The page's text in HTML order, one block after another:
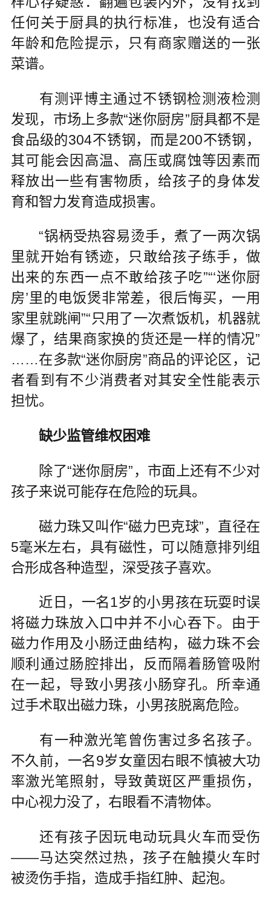
任何关于厨具的执行标准，也没有适合
年龄和危险提示，只有商家赠送的一张
菜谱。
有测评博主通过不锈钢检测液检测
发现，市场上多款“迷你厨房”厨具都不是
食品级的304不锈钢，而是200不锈钢，
其可能会因高温、高压或腐蚀等因素而
释放出一些有害物质，给孩子的身体发
育和智力发育造成损害。
“锅柄受热容易烫手，煮了一两次锅
里就开始有锈迹，只敢给孩子练手，做
出来的东西一点不敢给孩子吃”“‘迷你厨
房’里的电饭煲非常差，很后悔买，一用
家里就跳闸”“只用了一次煮饭机，机器就
爆了，结果商家换的货还是一样的情况”
……在多款“迷你厨房”商品的评论区，记
者看到有不少消费者对其安全性能表示
担忧。
缺少监管维权困难
除了“迷你厨房”，市面上还有不少对
孩子来说可能存在危险的玩具。
磁力珠又叫作“磁力巴克球”，直径在
5毫米左右，具有磁性，可以随意排列组
合形成各种造型，深受孩子喜欢。
近日，一名1岁的小男孩在玩耍时误
将磁力珠放入口中并不小心吞下。由于
磁力作用及小肠迂曲结构，磁力珠不会
顺利通过肠腔排出，反而隔着肠管吸附
在一起，导致小男孩小肠穿孔。所幸通
过手术取出磁力珠，小男孩脱离危险。
有一种激光笔曾伤害过多名孩子。
不久前，一名9岁女童因右眼不慎被大功
率激光笔照射，导致黄斑区严重损伤，
中心视力没了，右眼看不清物体。
还有孩子因玩电动玩具火车而受伤
——马达突然过热，孩子在触摸火车时
被烫伤手指，造成手指红肿、起泡。